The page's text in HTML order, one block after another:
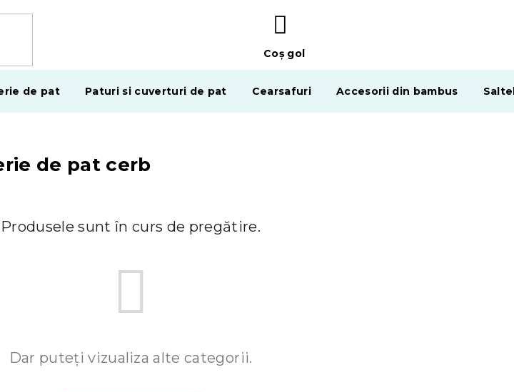
COŞ
DE
Coş gol
de pat Paturi si cuverturi de pat Cearsafuri Accesorii din bambus
de pat cerb
Produsele sunt în curs de pregătire.
Dar puteţi vizualiza alte categorii.